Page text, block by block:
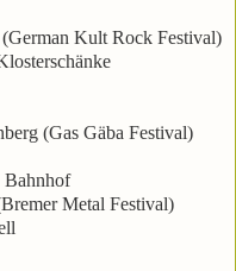
Kult Rock Festival)
(Gas Gäba Festival)
Bahnhof
Metal Festival)